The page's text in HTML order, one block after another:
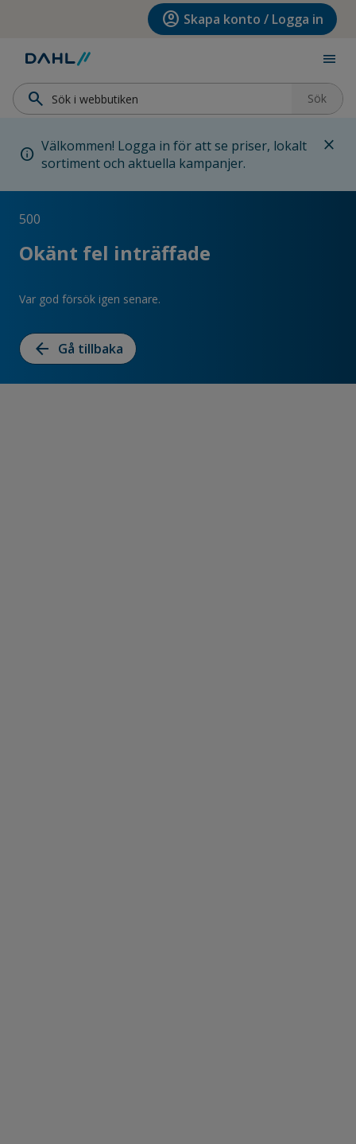
Hoppa till huvudinnehållet account_circle Skapa konto / Logga in
menu
search Sök
info Välkommen! Logga in för att se priser, lokalt
sortiment och aktuella kampanjer.
close
500
Okänt fel inträffade
Var god försök igen senare.
arrow_back Gå tillbaka